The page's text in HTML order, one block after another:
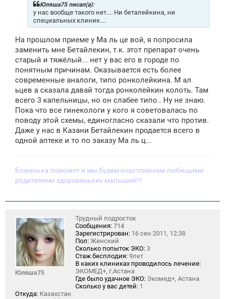
Юляша75 писал(а):
у нас вообще такого нет.... Ни беталейкина, ни
специальных клиник....
На прошлом приеме у Ма ль це вой, я попросила
заменить мне Бетайлекин, т.к. этот препарат очень
старый и тяжёлый... нет у вас его в городе по
понятным причинам. Оказывается есть более
современные аналоги, типо ронколейкина. М ал
ьцев а сказала давай тогда ронколейкин колоть. Там
всего 3 капельницы, но он слабее типо.. Ну не знаю.
Пока что все гинекологи у кого я советовалась по
поводу этой схемы, единогласно сказали что против.
Даже у нас в Казани Бетайлекин продается всего в
одной аптеке и то по заказу Ма ль ц...
Боженька поможет и мы будем счастливыми любящими
родителями здоровеньких малышей!!!
Юляша75
Трудный подросток
Сообщения: 714
Зарегистрирован: 16 сен 2011, 12:38
Пол: Женский
Сколько попыток ЭКО: 3
Стаж бесплодия: 9лет
В каких клиниках проводилось лечение:
ЭКОМЕД+, г.Астана
Где было удачное ЭКО: Экомед+, Астана
Сколько у вас детей: 1
Откуда: Казахстан